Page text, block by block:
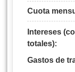
Cuota
Intereses
totales):
Gastos de